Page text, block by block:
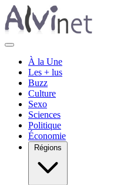
À la Une
Les + lus
Buzz
Culture
Sexo
Sciences
Politique
Économie
Régions